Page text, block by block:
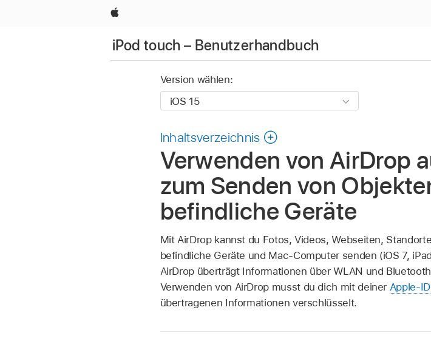
Apple
iPod touch – Benutzerhandbuch
Version wählen:
Inhaltsverzeichnis
Verwenden von AirDrop
zum Senden von
befindliche Geräte
Mit AirDrop kannst du Fotos, Videos, Webseiten,
befindliche Geräte und Mac-Computer senden (iOS 7,
AirDrop überträgt Informationen über WLAN und
Verwenden von AirDrop musst du dich mit deiner Apple-ID
übertragenen Informationen verschlüsselt.